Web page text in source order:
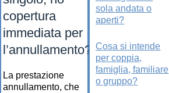
copertura
immediata per
l’annullamento?
La prestazione
annullamento, che
sola andata o
aperti?
Cosa si intende
per coppia,
famiglia, familiare
o gruppo?